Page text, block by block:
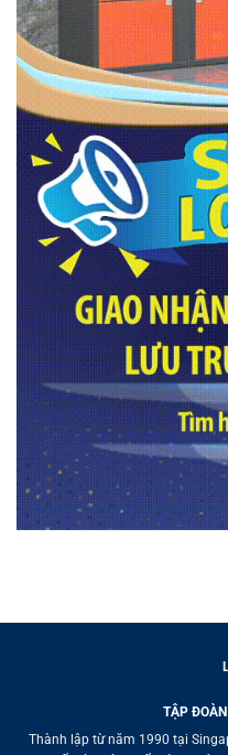
TẬP
Thành lập từ năm 1990 tại